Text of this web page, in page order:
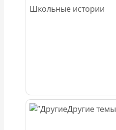
Школьные истории
Другие темы